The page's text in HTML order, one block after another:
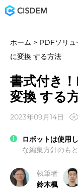
ホーム > PDFソリュ
に変換 する方法
書式付き
変換 する
2023年09月14日
ロボットは使用
な編集方針のも
執筆者
鈴木楓